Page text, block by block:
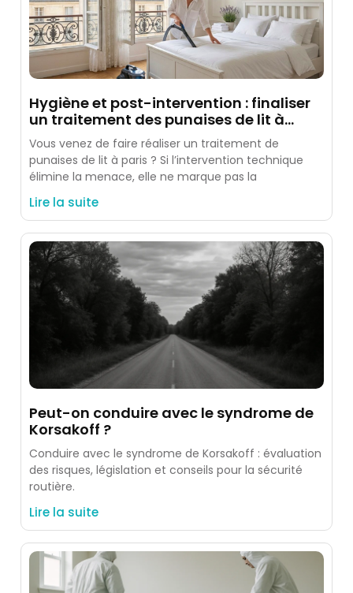
Hygiène et post-intervention : finaliser
un traitement des punaises de lit à
paris
Vous venez de faire réaliser un traitement de
punaises de lit à paris ? Si l’intervention technique
élimine la menace, elle ne marque pas la
Lire la suite
Peut-on conduire avec le syndrome de
Korsakoff ?
Conduire avec le syndrome de Korsakoff : évaluation
des risques, législation et conseils pour la sécurité
routière.
Lire la suite